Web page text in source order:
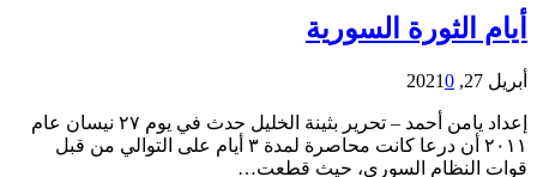
أيام الثورة السورية
أبريل 27, 2021 0
إعداد يامن أحمد – تحرير بثينة الخليل حدث في يوم ٢٧ نيسان عام
٢٠١١ أن درعا كانت محاصرة لمدة ٣ أيام على التوالي من قبل
قوات النظام السوري، حيث قطعت…